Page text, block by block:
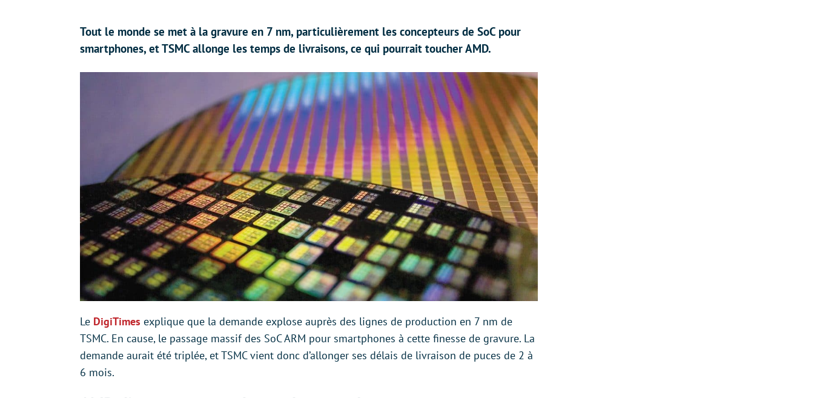
Tout le monde se met à la gravure en 7 nm, particulièrement les concepteurs de SoC pour
smartphones, et TSMC allonge les temps de livraisons, ce qui pourrait toucher AMD.
Le DigiTimes explique que la demande explose auprès des lignes de production en 7 nm de
TSMC. En cause, le passage massif des SoC ARM pour smartphones à cette finesse de gravure. La
demande aurait été triplée, et TSMC vient donc d’allonger ses délais de livraison de puces de 2 à
6 mois.